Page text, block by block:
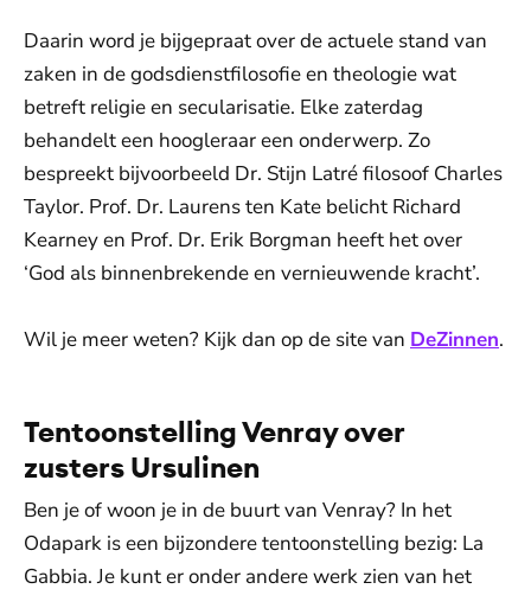
Daarin word je bijgepraat over de actuele stand van
zaken in de godsdienstfilosofie en theologie wat
betreft religie en secularisatie. Elke zaterdag
behandelt een hoogleraar een onderwerp. Zo
bespreekt bijvoorbeeld Dr. Stijn Latré filosoof Charles
Taylor. Prof. Dr. Laurens ten Kate belicht Richard
Kearney en Prof. Dr. Erik Borgman heeft het over
‘God als binnenbrekende en vernieuwende kracht’.
Wil je meer weten? Kijk dan op de site van DeZinnen.
Tentoonstelling Venray over
zusters Ursulinen
Ben je of woon je in de buurt van Venray? In het
Odapark is een bijzondere tentoonstelling bezig: La
Gabbia. Je kunt er onder andere werk zien van het